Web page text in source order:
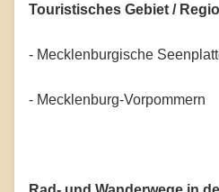
Touristisches Gebiet /
- Mecklenburgische
- Mecklenburg-Vorpommern